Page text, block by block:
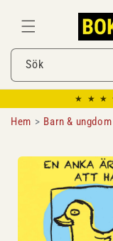
innehåll
Sök
★ ★ ★
Hem Barn & ungdom
vidare till